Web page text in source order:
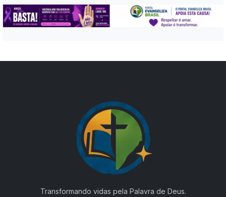
Transformando vidas pela Palavra de Deus.